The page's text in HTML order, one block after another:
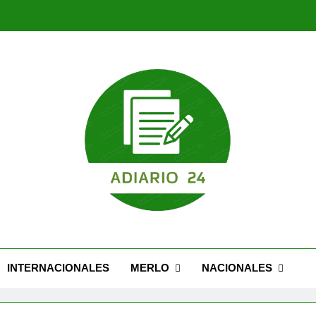
Nuevo Caseros: modernización, seguridad y
INTERNACIONALES MERLO NACIONALES